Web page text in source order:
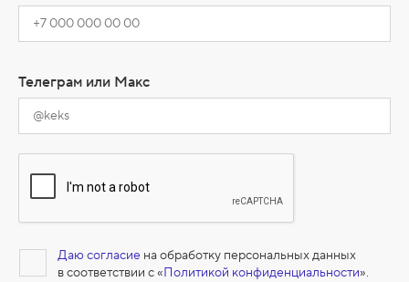
Телеграм или Макс
Даю согласие на обработку персональных данных
в соответствии с «Политикой конфиденциальности».